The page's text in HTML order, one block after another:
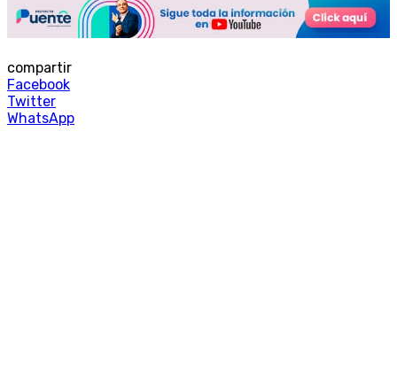
compartir
Facebook
Twitter
WhatsApp